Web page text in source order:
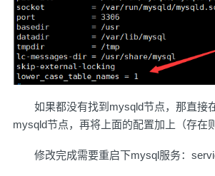
如果都没有找到mysqld节点，那直接
mysqld节点，再将上面的配置加上（存在
修改完成需要重启下mysql服务：